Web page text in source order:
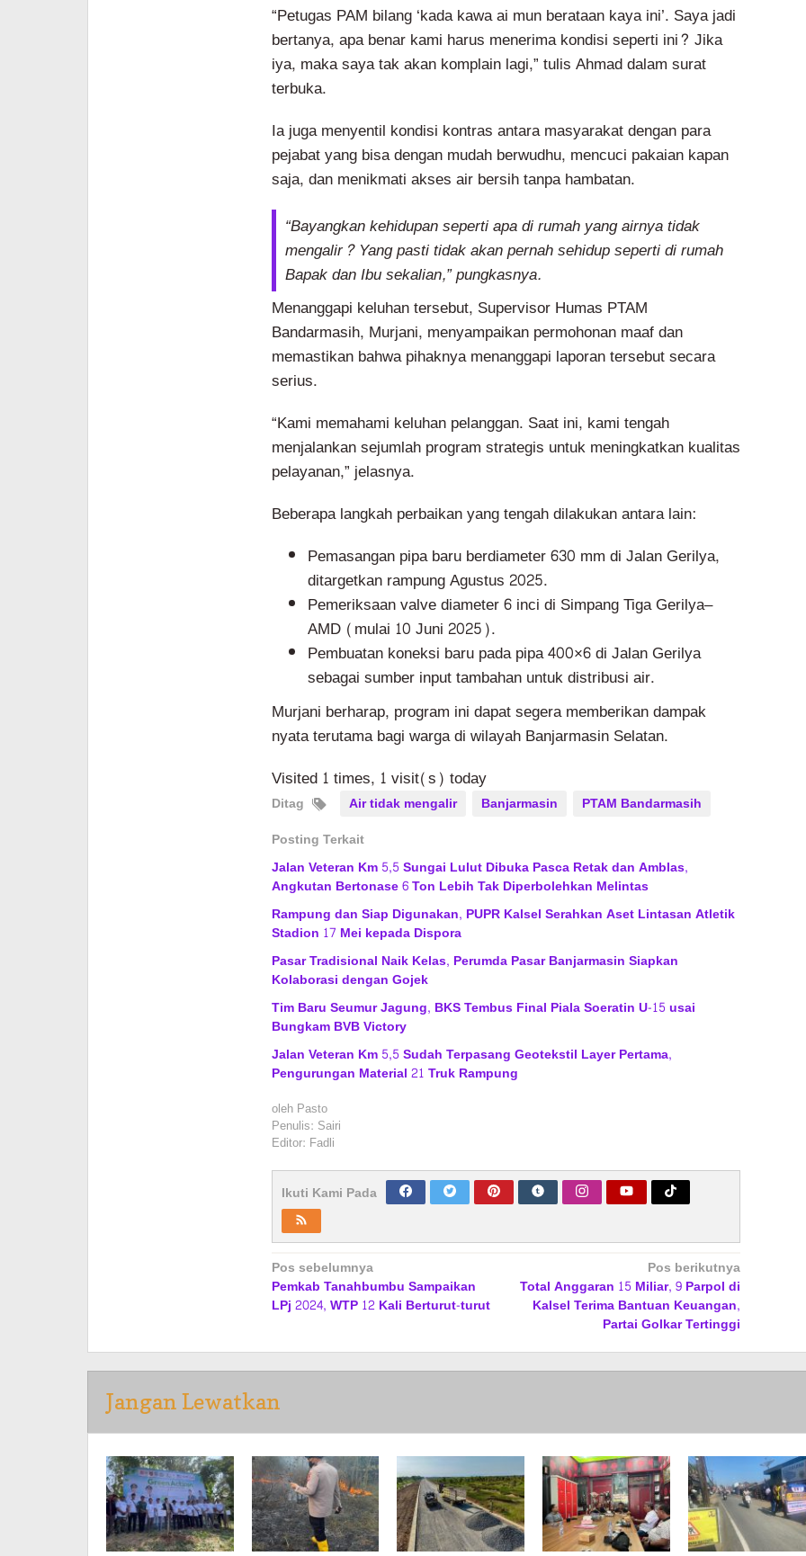
“Petugas PAM bilang ‘kada kawa ai mun berataan kaya ini’. Saya jadi
bertanya, apa benar kami harus menerima kondisi seperti ini? Jika
iya, maka saya tak akan komplain lagi,” tulis Ahmad dalam surat
terbuka.
Ia juga menyentil kondisi kontras antara masyarakat dengan para
pejabat yang bisa dengan mudah berwudhu, mencuci pakaian kapan
saja, dan menikmati akses air bersih tanpa hambatan.
“Bayangkan kehidupan seperti apa di rumah yang airnya tidak
mengalir? Yang pasti tidak akan pernah sehidup seperti di rumah
Bapak dan Ibu sekalian,” pungkasnya.
Menanggapi keluhan tersebut, Supervisor Humas PTAM
Bandarmasih, Murjani, menyampaikan permohonan maaf dan
memastikan bahwa pihaknya menanggapi laporan tersebut secara
serius.
“Kami memahami keluhan pelanggan. Saat ini, kami tengah
menjalankan sejumlah program strategis untuk meningkatkan kualitas
pelayanan,” jelasnya.
Beberapa langkah perbaikan yang tengah dilakukan antara lain:
Pemasangan pipa baru berdiameter 630 mm di Jalan Gerilya,
ditargetkan rampung Agustus 2025.
Pemeriksaan valve diameter 6 inci di Simpang Tiga Gerilya–
AMD (mulai 10 Juni 2025).
Pembuatan koneksi baru pada pipa 400×6 di Jalan Gerilya
sebagai sumber input tambahan untuk distribusi air.
Murjani berharap, program ini dapat segera memberikan dampak
nyata terutama bagi warga di wilayah Banjarmasin Selatan.
Visited 1 times, 1 visit(s) today
Ditag Air tidak mengalir Banjarmasin
PTAM Bandarmasih
Posting Terkait
Jalan Veteran Km 5,5 Sungai Lulut Dibuka Pasca Retak dan Amblas,
Angkutan Bertonase 6 Ton Lebih Tak Diperbolehkan Melintas
Rampung dan Siap Digunakan, PUPR Kalsel Serahkan Aset Lintasan Atletik
Stadion 17 Mei kepada Dispora
Pasar Tradisional Naik Kelas, Perumda Pasar Banjarmasin Siapkan
Kolaborasi dengan Gojek
Tim Baru Seumur Jagung, BKS Tembus Final Piala Soeratin U-15 usai
Bungkam BVB Victory
Jalan Veteran Km 5,5 Sudah Terpasang Geotekstil Layer Pertama,
Pengurungan Material 21 Truk Rampung
oleh Pasto
Penulis: Sairi
Editor: Fadli
Ikuti Kami Pada
Navigasi
pos
Pos sebelumnya
Pemkab Tanahbumbu Sampaikan
LPj 2024, WTP 12 Kali Berturut-turut
Pos berikutnya
Total Anggaran 15 Miliar, 9 Parpol di
Kalsel Terima Bantuan Keuangan,
Partai Golkar Tertinggi
Jangan Lewatkan